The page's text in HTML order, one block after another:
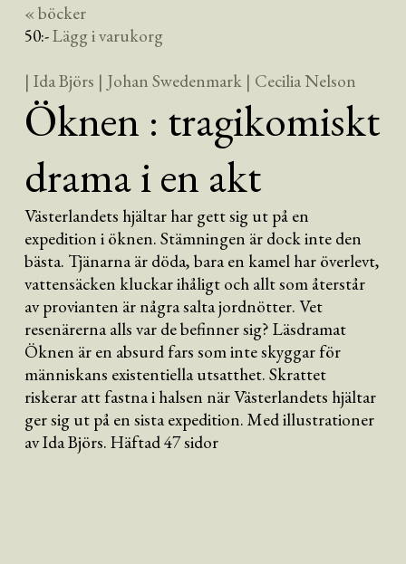
« böcker
50:-Lägg i varukorg
| Ida Björs | Johan Swedenmark | Cecilia Nelson
Öknen : tragikomiskt
drama i en akt
Västerlandets hjältar har gett sig ut på en
expedition i öknen. Stämningen är dock inte den
bästa. Tjänarna är döda, bara en kamel har överlevt,
vattensäcken kluckar ihåligt och allt som återstår
av provianten är några salta jordnötter. Vet
resenärerna alls var de befinner sig? Läsdramat
Öknen är en absurd fars som inte skyggar för
människans existentiella utsatthet. Skrattet
riskerar att fastna i halsen när Västerlandets hjältar
ger sig ut på en sista expedition. Med illustrationer
av Ida Björs. Häftad 47 sidor